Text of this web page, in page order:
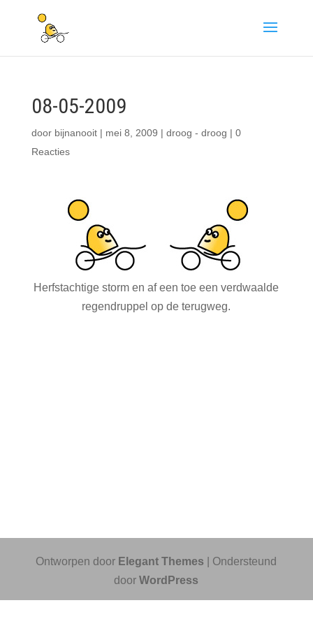
08-05-2009
door bijnanooit| mei 8, 2009 | droog - droog | 0
Reacties
Herfstachtige storm en af een toe een verdwaalde
regendruppel op de terugweg.
Ontworpen door Elegant Themes | Ondersteund
doorWordPress